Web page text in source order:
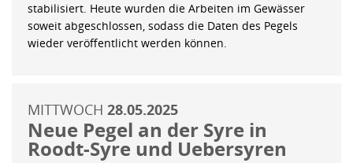
stabilisiert. Heute wurden die Arbeiten im Gewässer
soweit abgeschlossen, sodass die Daten des Pegels
wieder veröffentlicht werden können.
MITTWOCH 28.05.2025
Neue Pegel an der Syre in
Roodt-Syre und Uebersyren